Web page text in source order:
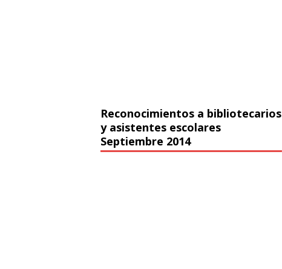
Reconocimientos a bibliotecarios
y asistentes escolares
Septiembre 2014